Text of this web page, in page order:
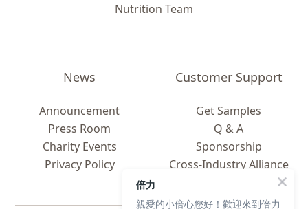
Nutrition Team
News
Announcement
Press Room
Charity Events
Privacy Policy
Customer Support
Get Samples
Q & A
Sponsorship
Cross-Industry Alliance
ooperation
倍力
親愛的小倍心您好！歡迎來到倍力